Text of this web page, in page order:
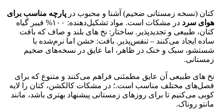
کتان (نسخه زمستانی ضخیم) آشنا و محبوب در پارچه مناسب برای
هوای سرد
در مشکات است. مواد تشکیل‌دهنده: ۱۰۰% فیبر گیاه
کتان، طبیعی و تجدیدپذیر. ساختار: نخ های بلند و صاف که بافت
ساده ایجاد می‌کنند – تنفس‌پذیر. بافت: خشن اما نرم‌شده با
شستشو، سبک و خنک در ظاهر، اما عایق در نسخه‌های ضخیم
زمستانی.
نخ های طبیعی آن عایق مطمئنی فراهم می‌کنند و متنوع که برای
فصل‌های مختلف مناسب است.؛ در مشکات کالکشن، کتان را لایه
کوبی می‌کنیم تا برای روزهای زمستانی پیشنهاد بهتری باشد، مانند
مانتو روناک.